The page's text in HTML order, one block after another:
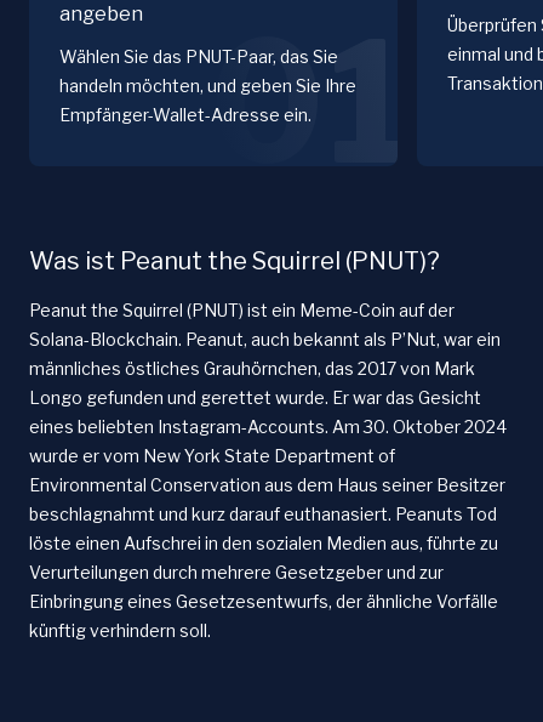
angeben
Wählen Sie das PNUT-Paar, das Sie
handeln möchten, und geben Sie Ihre
Empfänger-Wallet-Adresse ein.
01
Überprüfen
einmal und
Was ist Peanut the Squirrel (PNUT)?
Peanut the Squirrel (PNUT) ist ein Meme-Coin auf der
Solana-Blockchain. Peanut, auch bekannt als P’Nut, war ein
männliches östliches Grauhörnchen, das 2017 von Mark
Longo gefunden und gerettet wurde. Er war das Gesicht
eines beliebten Instagram-Accounts. Am 30. Oktober 2024
wurde er vom New York State Department of
Environmental Conservation aus dem Haus seiner Besitzer
beschlagnahmt und kurz darauf euthanasiert. Peanuts Tod
löste einen Aufschrei in den sozialen Medien aus, führte zu
Verurteilungen durch mehrere Gesetzgeber und zur
Einbringung eines Gesetzesentwurfs, der ähnliche Vorfälle
künftig verhindern soll.